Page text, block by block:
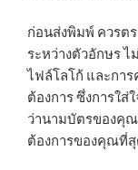
ก่อนส่งพิมพ์ ควรต
ระหว่างตัวอักษร
ไฟล์โลโก้ และกา
ต้องการ ซึ่งการใส่
ว่านามบัตรของคุ
ต้องการของคุณที่